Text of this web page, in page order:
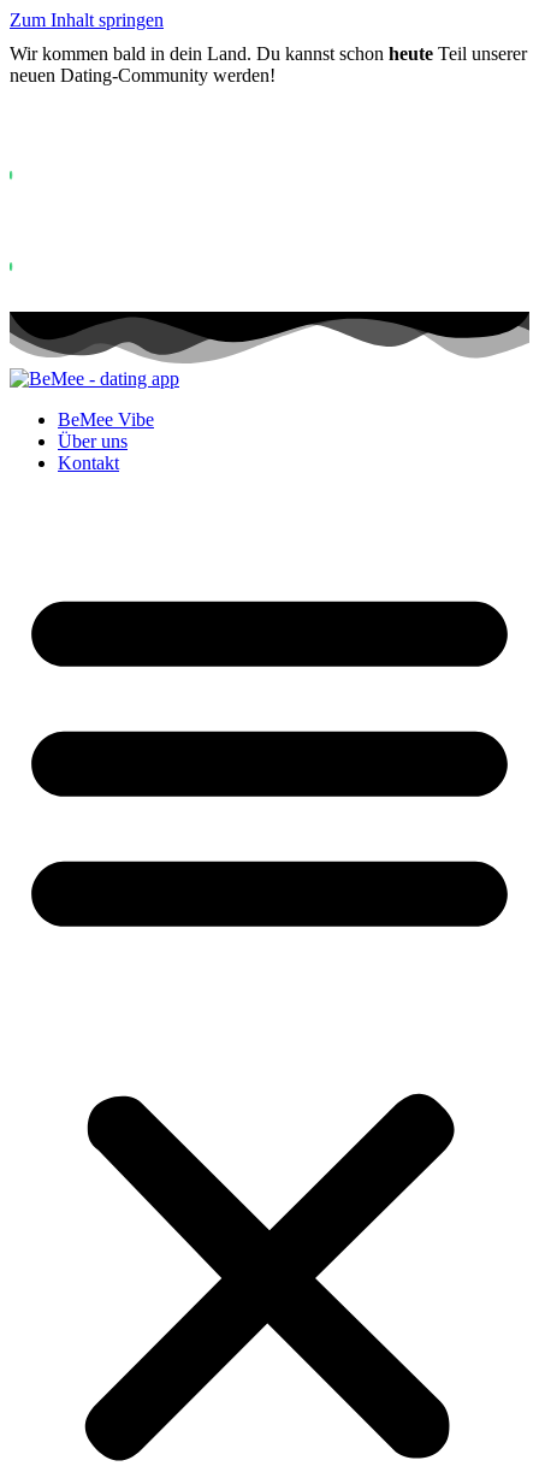
Zum Inhalt springen
Wir kommen bald in dein Land. Du kannst schon heute Teil unserer
neuen Dating-Community werden!
BeMee Vibe
Über uns
Kontakt